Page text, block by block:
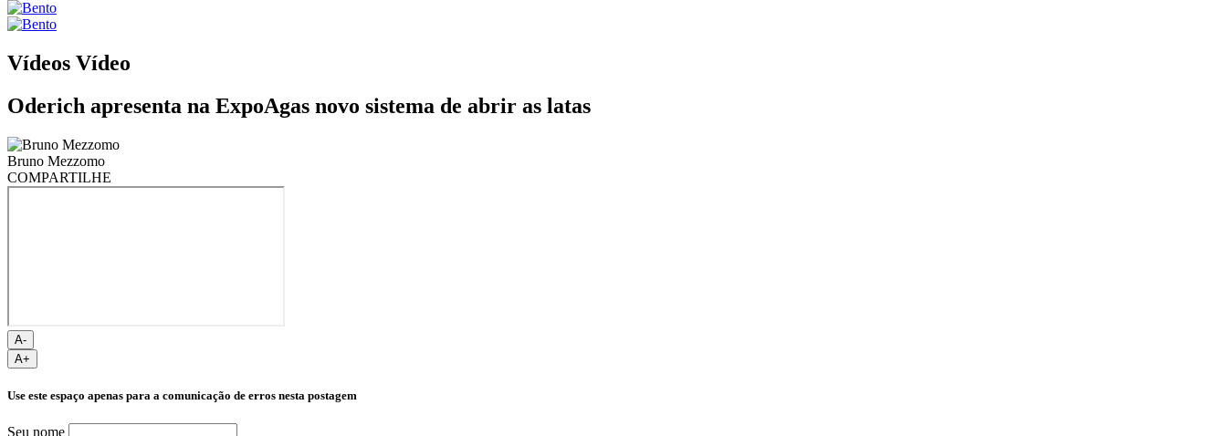
Vídeos Vídeo
Oderich apresenta na ExpoAgas novo sistema de abrir as latas
Bruno Mezzomo
COMPARTILHE
A-
A+
Use este espaço apenas para a comunicação de erros nesta postagem
Seu nome